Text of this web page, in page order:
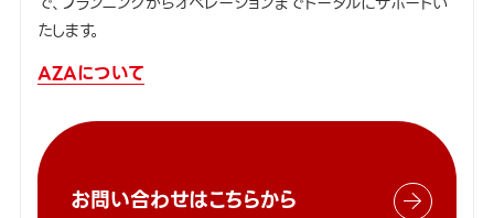
たします。
AZAについて
お問い合わせはこちらから